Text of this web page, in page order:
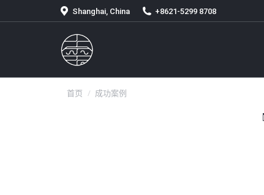
Shanghai, China +8621-5299 8708
你在这里：
首页 成功案例